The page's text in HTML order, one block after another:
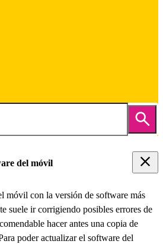
del móvil
móvil con la versión de software más
suele ir corrigiendo posibles errores de
hacer antes una copia de
poder actualizar el software del